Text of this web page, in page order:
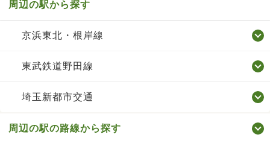
周辺の駅から探す
京浜東北・根岸線
東武鉄道野田線
埼玉新都市交通
周辺の駅の路線から探す